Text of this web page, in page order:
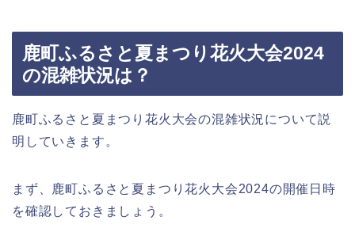
鹿町ふるさと夏まつり花火大会2024
の混雑状況は？
鹿町ふるさと夏まつり花火大会の混雑状況について説
明していきます。
まず、鹿町ふるさと夏まつり花火大会2024の開催日時
を確認しておきましょう。